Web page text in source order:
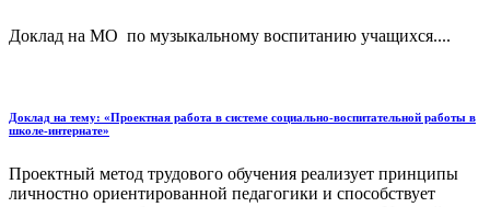
Доклад на МО по музыкальному воспитанию учащихся....
Доклад на тему: «Проектная работа в системе социально-воспитательной работы в
школе-интернате»
Проектный метод трудового обучения реализует принципы
личностно ориентированной педагогики и способствует